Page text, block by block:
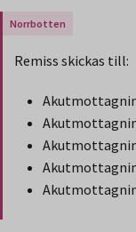
Gäller endast för
Remiss skickas till: